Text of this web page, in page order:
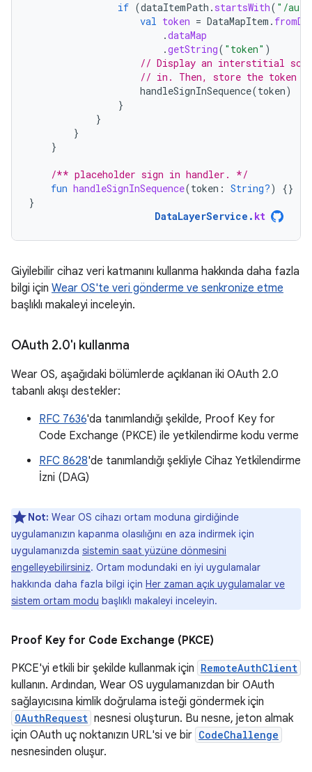
if (dataItemPath . startsWith( "/
val token = DataMapItem .
.dataMap
.getString( "token" )
// Display an interstitial
// in. Then, store the token
handleSignInSequence(token)
}
}
}
}
/** placeholder sign in handler. */
fun handleSignInSequence(token : String?)
{}
}
DataLayerService . kt
Giyilebilir cihaz veri katmanını kullanma hakkında daha fazla
bilgi için Wear OS'te veri gönderme ve senkronize etme
başlıklı makaleyi inceleyin.
OAuth 2.0'ı kullanma
Wear OS, aşağıdaki bölümlerde açıklanan iki OAuth 2.0
tabanlı akışı destekler:
RFC 7636'da tanımlandığı şekilde, Proof Key for
Code Exchange (PKCE) ile yetkilendirme kodu verme
RFC 8628'de tanımlandığı şekliyle Cihaz Yetkilendirme
İzni (DAG)
Not: Wear OS cihazı ortam moduna girdiğinde
uygulamanızın kapanma olasılığını en aza indirmek için
uygulamanızda sistemin saat yüzüne dönmesini
engelleyebilirsiniz. Ortam modundaki en iyi uygulamalar
hakkında daha fazla bilgi için Her zaman açık uygulamalar ve
sistem ortam modu başlıklı makaleyi inceleyin.
Proof Key for Code Exchange (PKCE)
PKCE'yi etkili bir şekilde kullanmak için RemoteAuthClient
kullanın. Ardından, Wear OS uygulamanızdan bir OAuth
sağlayıcısına kimlik doğrulama isteği göndermek için
OAuthRequest nesnesi oluşturun. Bu nesne, jeton almak
için OAuth uç noktanızın URL'si ve bir CodeChallenge
nesnesinden oluşur.